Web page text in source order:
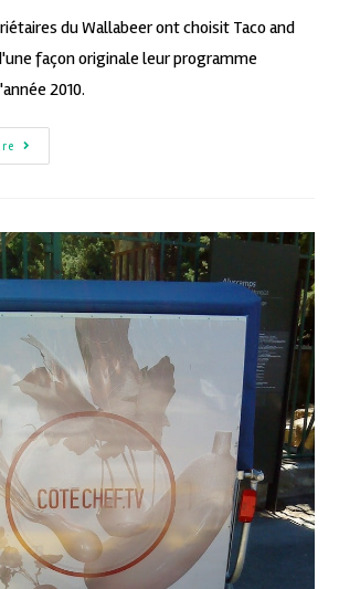
du Wallabeer ont choisit Taco and
façon originale leur programme
2010.